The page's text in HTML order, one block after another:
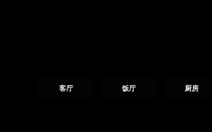
客厅 饭厅 厨房